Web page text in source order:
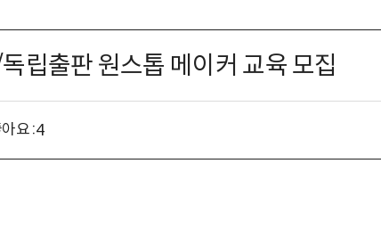
립출판 원스톱 메이커 교육 모집
요 :4